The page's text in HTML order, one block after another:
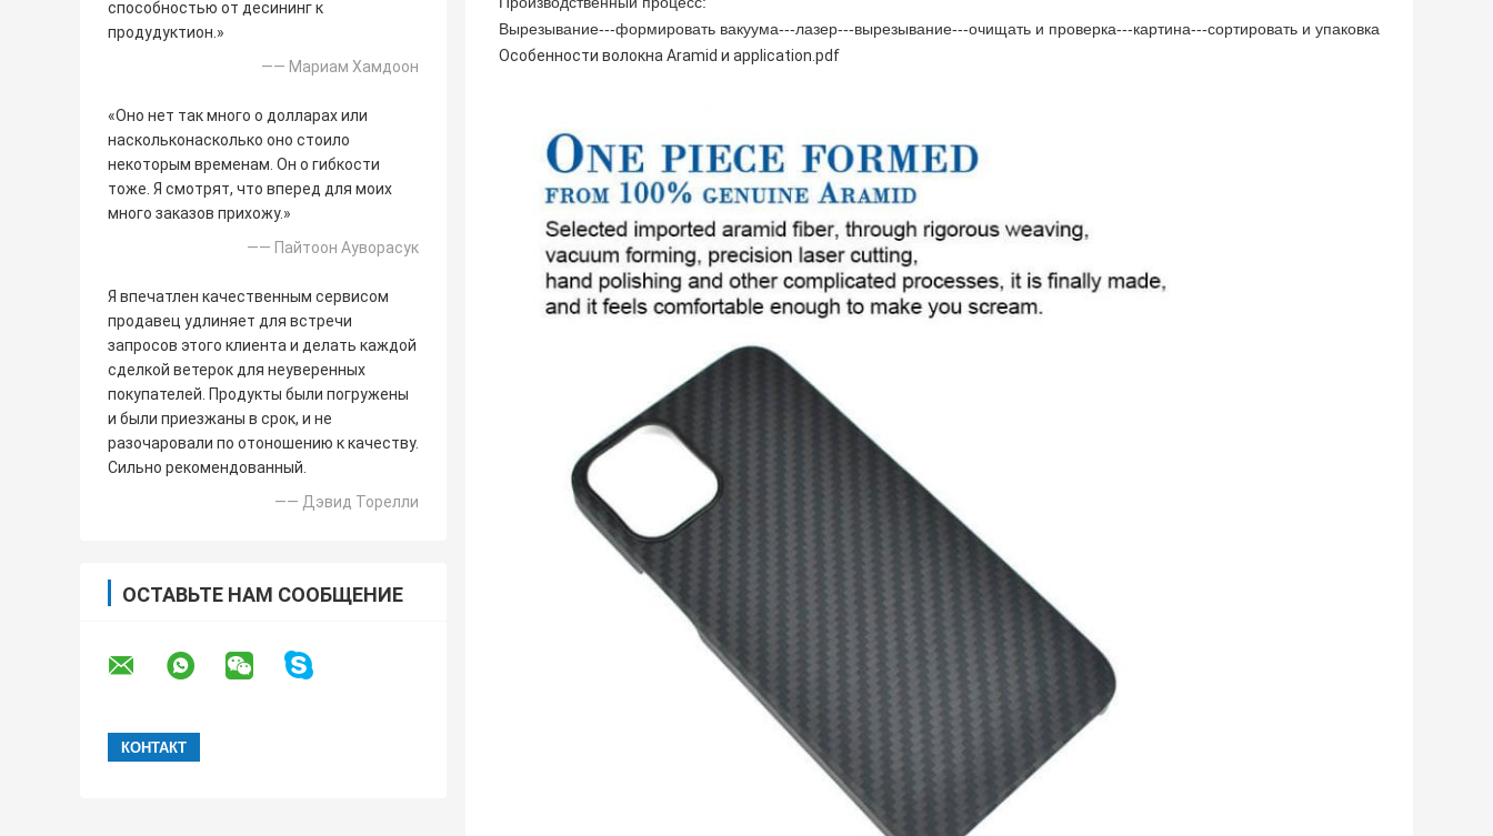
способностью от десининг к
продудуктион.»
—— Мариам Хамдоон
«Оно нет так много о долларах или
наскольконасколько оно стоило
некоторым временам. Он о гибкости
тоже. Я смотрят, что вперед для моих
много заказов прихожу.»
—— Пайтоон Ауворасук
Я впечатлен качественным сервисом
продавец удлиняет для встречи
запросов этого клиента и делать каждой
сделкой ветерок для неуверенных
покупателей. Продукты были погружены
и были приезжаны в срок, и не
разочаровали по отоношению к качеству.
Сильно рекомендованный.
—— Дэвид Торелли
ОСТАВЬТЕ НАМ СООБЩЕНИЕ
Вырезывание---формировать вакуума---лазер---вырезывание---очищать и проверка---картина---сортировать и упаковка
Особенности волокна Aramid и application.pdf